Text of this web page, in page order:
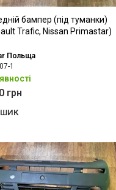
бампер (під туманки)
Trafic, Nissan Primastar)
Польща
1
грн